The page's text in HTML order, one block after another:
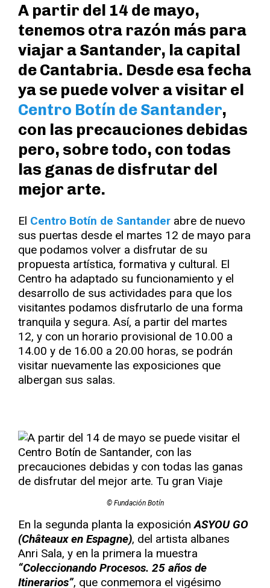
A partir del 14 de mayo,
tenemos otra razón más para
viajar a Santander, la capital
de Cantabria. Desde esa fecha
ya se puede volver a visitar el
Centro Botín de Santander,
con las precauciones debidas
pero, sobre todo, con todas
las ganas de disfrutar del
mejor arte.
El Centro Botín de Santander abre de nuevo
sus puertas desde el martes 12 de mayo para
que podamos volver a disfrutar de su
propuesta artística, formativa y cultural. El
Centro ha adaptado su funcionamiento y el
desarrollo de sus actividades para que los
visitantes podamos disfrutarlo de una forma
tranquila y segura. Así, a partir del martes
12, y con un horario provisional de 10.00 a
14.00 y de 16.00 a 20.00 horas, se podrán
visitar nuevamente las exposiciones que
albergan sus salas.
© Fundación Botín
En la segunda planta la exposiciónASYOU GO
(Châteaux en Espagne), del artista albanes
Anri Sala, y en la primera la muestra
“Coleccionando Procesos. 25 años de
Itinerarios”, que conmemora el vigésimo